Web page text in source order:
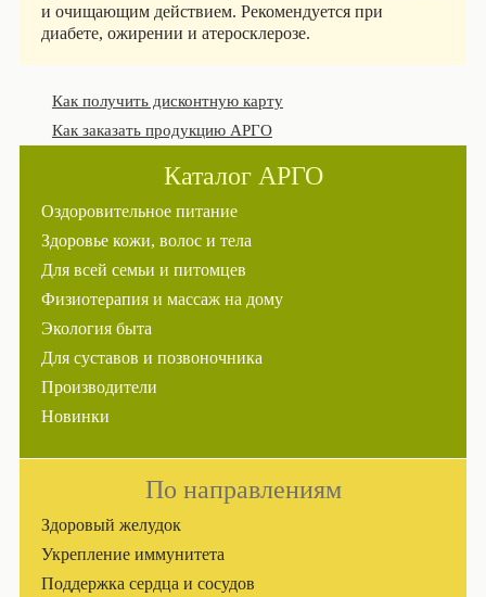
и очищающим действием. Рекомендуется при
диабете, ожирении и атеросклерозе.
Как получить дисконтную карту
Как заказать продукцию АРГО
Каталог АРГО
Оздоровительное питание
Здоровье кожи, волос и тела
Для всей семьи и питомцев
Физиотерапия и массаж на дому
Экология быта
Для суставов и позвоночника
Производители
Новинки
По направлениям
Здоровый желудок
Укрепление иммунитета
Поддержка сердца и сосудов